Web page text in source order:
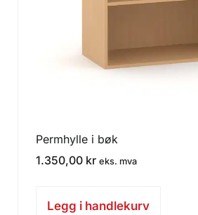
Permhylle i bøk
1.350,00 kr eks. mva
Legg i handlekurv